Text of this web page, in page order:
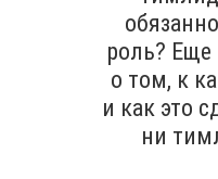
роль?
о том, к
и как это
ни